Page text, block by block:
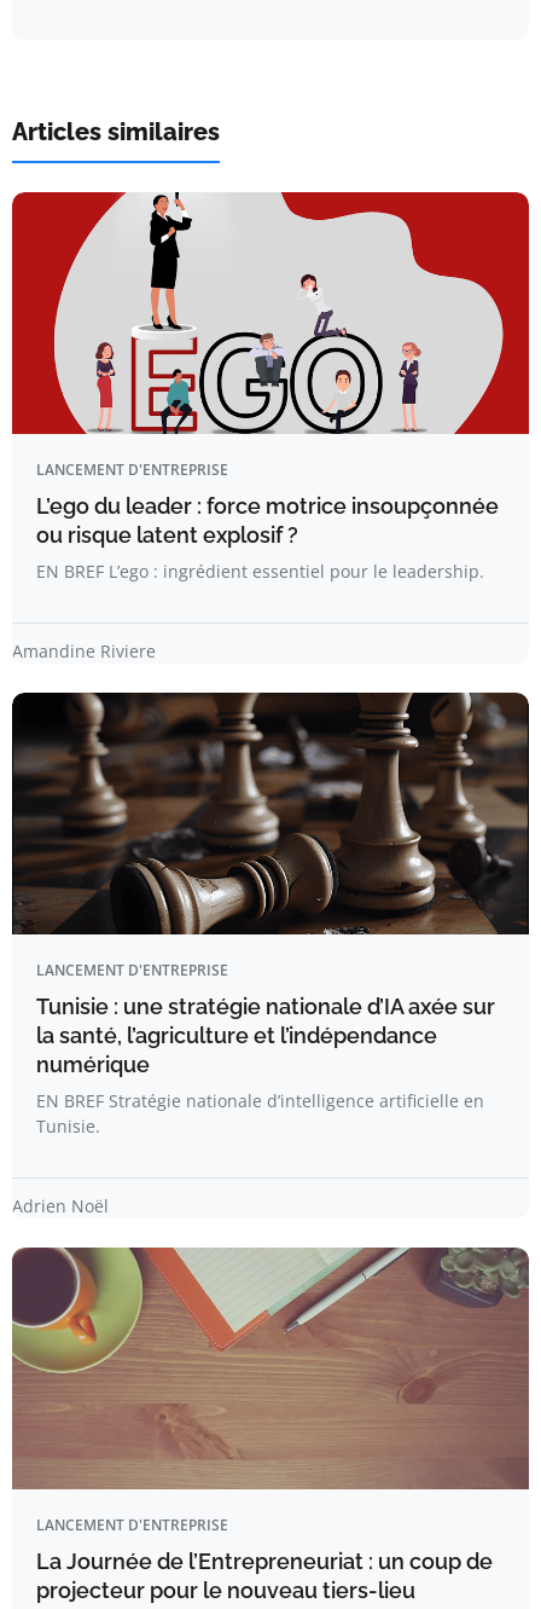
Articles similaires
LANCEMENT D'ENTREPRISE
L’ego du leader : force motrice insoupçonnée
ou risque latent explosif ?
EN BREF L’ego : ingrédient essentiel pour le leadership.
Amandine Riviere
LANCEMENT D'ENTREPRISE
Tunisie : une stratégie nationale d’IA axée sur
la santé, l’agriculture et l’indépendance
numérique
EN BREF Stratégie nationale d’intelligence artificielle en
Tunisie.
Adrien Noël
LANCEMENT D'ENTREPRISE
La Journée de l’Entrepreneuriat : un coup de
projecteur pour le nouveau tiers-lieu